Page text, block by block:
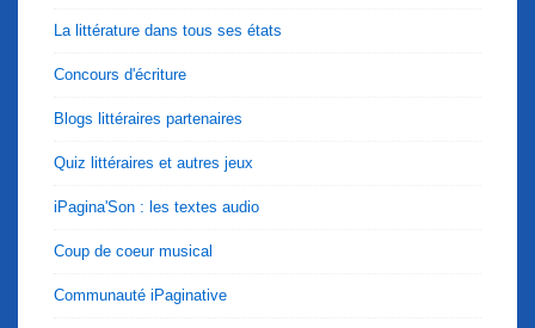
La littérature dans tous ses états
Concours d'écriture
Blogs littéraires partenaires
Quiz littéraires et autres jeux
iPagina'Son : les textes audio
Coup de coeur musical
Communauté iPaginative